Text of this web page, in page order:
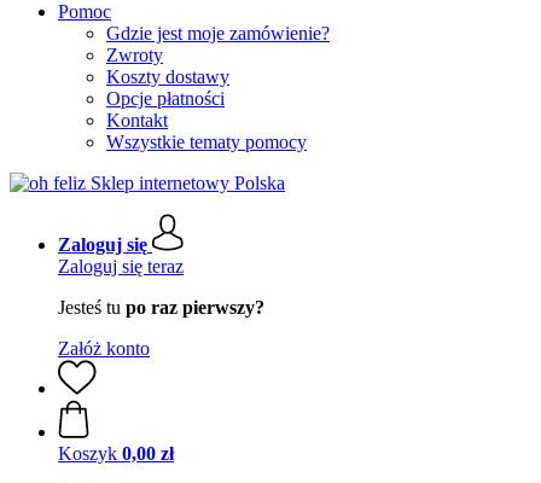
Pomoc
Gdzie jest moje zamówienie?
Zwroty
Koszty dostawy
Opcje płatności
Kontakt
Wszystkie tematy pomocy
Zaloguj się
Zaloguj się teraz
Jesteś tu po raz pierwszy?
Załóż konto
Koszyk 0,00 zł